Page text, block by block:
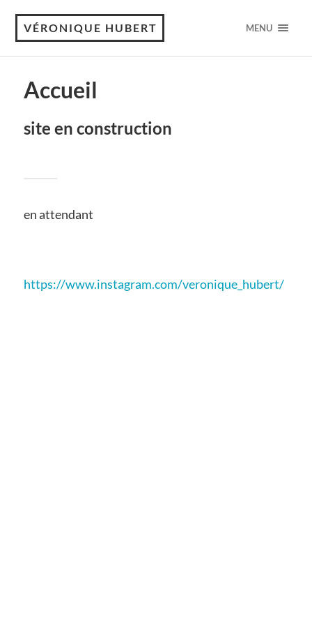
VÉRONIQUE HUBERT MENU
Accueil
site en construction
en attendant
https://www.instagram.com/veronique_hubert/